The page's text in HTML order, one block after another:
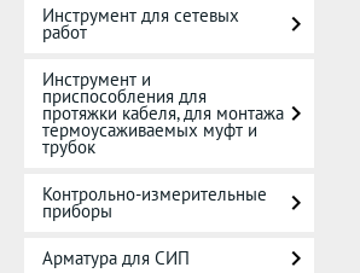
Инструмент для сетевых
работ
Инструмент и
приспособления для
протяжки кабеля, для монтажа
термоусаживаемых муфт и
трубок
Контрольно-измерительные
приборы
Арматура для СИП